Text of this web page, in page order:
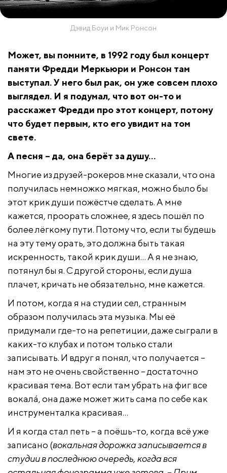
Дэвид Боуи и Мик Ронсон
Может, вы помните, в 1992 году был концерт
памяти Фредди Меркьюри и Ронсон там
выступал. У него был рак, он уже совсем плохо
выглядел. И я подумал, что вот он-то и
расскажет Фредди про этот концерт, потому
что будет первым, кто его увидит на том
свете.
А песня – да, она берёт за душу…
Многие из друзей-рокеров мне сказали, что она
получилась немножко мягкая, можно было бы
этот крик души пожёстче сделать. А мне
кажется, проорать сложнее, я здесь пошёл по
более лёгкому пути. Потому что, если ты будешь
на эту тему орать, это должна быть такая
искренность, такой крик души… А я не знаю,
потянул бы я. С другой стороны, если душа
плачет, кричать не обязательно, мне кажется.
И потом, когда я на студии сел, странным
образом получилась эта музыка. Мы её
придумали где-то на репетиции, даже сыграли в
каких-то клубах и потом только стали
записывать. И вдруг я понял, что получается –
нам это не очень свойственно – достаточно
красивая тема. Вот если там убрать на фиг все
вокалá, она даже может жить сама по себе как
инструменталка красивая…
И я когда стал петь – а поёшь-то, когда всё уже
записано (вокальная дорожка записывается в
студии в последнюю очередь, когда вся